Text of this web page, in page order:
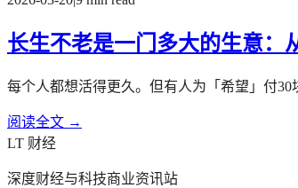
长生不老是一门多大的生意：
每个人都想活得更久。但有人为「希望」付
阅读全文 →
LT 财经
深度财经与科技商业资讯站